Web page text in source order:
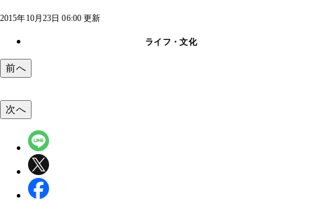
2015年10月23日 06:00 更新
ライフ・文化
前へ
次へ